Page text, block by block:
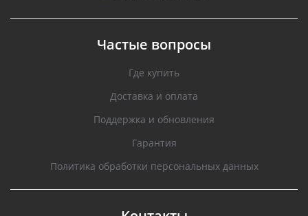
Частые вопросы
Где купить
Доставка и оплата
Поддержка и обновления
Гарантия
Политика обработки персональных данных